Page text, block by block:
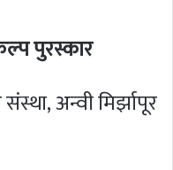
पुरस्कार
अन्वी मिर्झापूर